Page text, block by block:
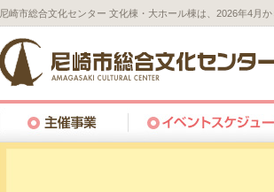
尼崎市総合文化センター 文化棟・大ホール棟は、2026年4月